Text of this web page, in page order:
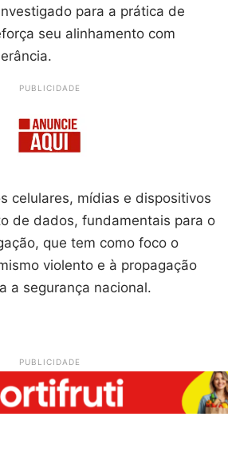
para a prática de
seu alinhamento com
PUBLICIDADE
celulares, mídias e dispositivos
de dados, fundamentais para o
que tem como foco o
violento e à propagação
a segurança nacional.
PUBLICIDADE